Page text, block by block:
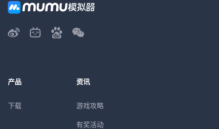
产品
下载
资讯
游戏攻略
有奖活动